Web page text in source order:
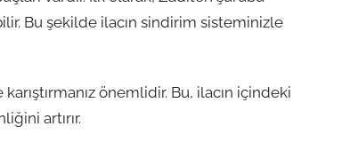
Bu şekilde ilacın sindirim sisteminizle
önemlidir. Bu, ilacın içindeki
artırır.